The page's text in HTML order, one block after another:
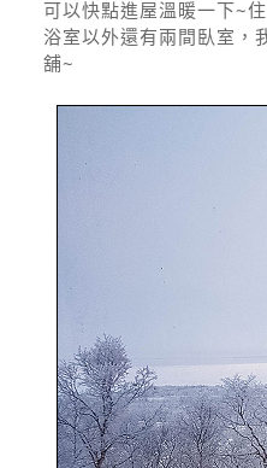
可以快點進屋溫暖一下~
浴室以外還有兩間臥室，
舖~